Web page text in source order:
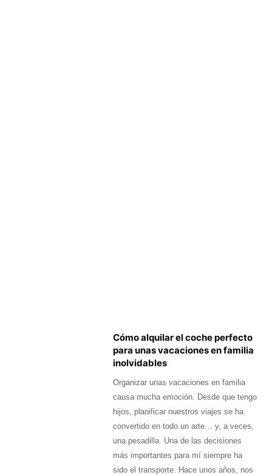
Cómo alquilar el coche perfecto
para unas vacaciones en familia
inolvidables
Organizar unas vacaciones en familia
causa mucha emoción. Desde que tengo
hijos, planificar nuestros viajes se ha
convertido en todo un arte… y, a veces,
una pesadilla. Una de las decisiones
más importantes para mí siempre ha
sido el transporte. Hace unos años, nos